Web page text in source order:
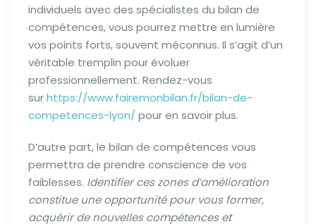
individuels avec des spécialistes du bilan de
compétences, vous pourrez mettre en lumière
vos points forts, souvent méconnus. Il s’agit d’un
véritable tremplin pour évoluer
professionnellement. Rendez-vous
surhttps://www.fairemonbilan.fr/bilan-de-
competences-lyon/ pour en savoir plus.
D’autre part, le bilan de compétences vous
permettra de prendre conscience de vos
faiblesses. Identifier ces zones d’amélioration
constitue une opportunité pour vous former,
acquérir de nouvelles compétences et